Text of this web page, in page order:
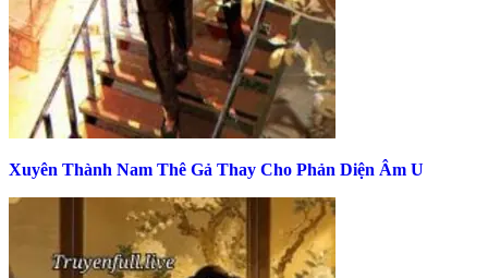
Xuyên Thành Nam Thê Gả Thay Cho Phản Diện Âm U